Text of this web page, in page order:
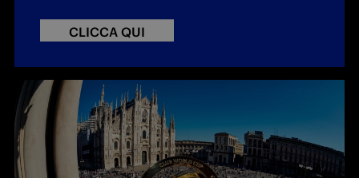
CLICCA QUI